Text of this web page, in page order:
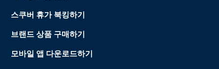
스쿠버 휴가 북킹하기
브랜드 상품 구매하기
모바일 앱 다운로드하기